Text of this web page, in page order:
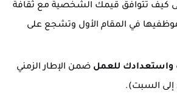
كيف تتوافق قيمك الشخصية مع ثقافة
في المقام الأول وتشجع على
واستعدادك للعمل ضمن الإطار الزمني
إلى السبت).